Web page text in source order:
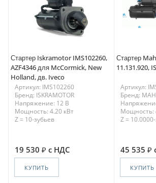
Стартер Iskramotor IMS102260,
AZF4346 для McCormick, New
Holland, дв. Iveco
Артикул: IMS102260
Бренд: ISKRAMOTOR
Напряжение: 12 В
Мощность: 4.20 кВт
Z = 10-зубьев
19 530 с НДС
КУПИТЬ
Стартер
11.131.920,
Артикул:
Бренд:
Мощность:
Z =
45 535
КУПИТЬ